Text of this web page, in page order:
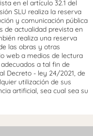
en el artículo 32.1 del
SLU realiza la reserva
y comunicación pública
de actualidad prevista en
realiza una reserva
las obras y otras
web a medios de lectura
a tal fin de
Decreto - ley 24/2021, de
utilización de sus
artificial, sea cual sea su